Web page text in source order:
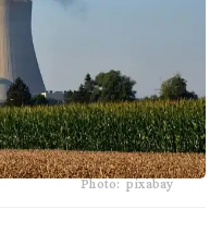
Photo: pixabay